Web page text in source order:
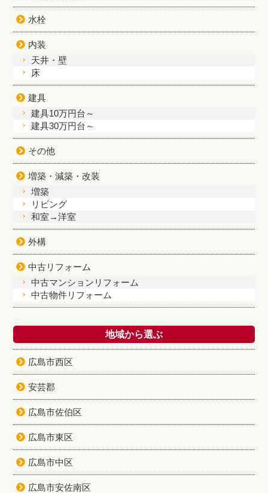
水栓
内装
天井・壁
床
建具
建具10万円台～
建具30万円台～
その他
増築・減築・改装
増築
リビング
和室→洋室
外構
中古リフォーム
中古マンションリフォーム
中古物件リフォーム
地域から選ぶ
広島市西区
安芸郡
広島市佐伯区
広島市東区
広島市中区
広島市安佐南区